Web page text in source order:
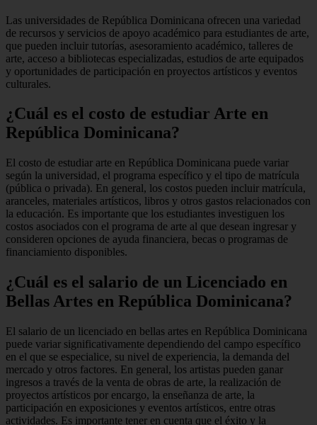
Las universidades de República Dominicana ofrecen una variedad
de recursos y servicios de apoyo académico para estudiantes de arte,
que pueden incluir tutorías, asesoramiento académico, talleres de
arte, acceso a bibliotecas especializadas, estudios de arte equipados
y oportunidades de participación en proyectos artísticos y eventos
culturales.
¿Cuál es el costo de estudiar Arte en
República Dominicana?
El costo de estudiar arte en República Dominicana puede variar
según la universidad, el programa específico y el tipo de matrícula
(pública o privada). En general, los costos pueden incluir matrícula,
aranceles, materiales artísticos, libros y otros gastos relacionados con
la educación. Es importante que los estudiantes investiguen los
costos asociados con el programa de arte al que desean ingresar y
consideren opciones de ayuda financiera, becas o programas de
financiamiento disponibles.
¿Cuál es el salario de un Licenciado en
Bellas Artes en República Dominicana?
El salario de un licenciado en bellas artes en República Dominicana
puede variar significativamente dependiendo del campo específico
en el que se especialice, su nivel de experiencia, la demanda del
mercado y otros factores. En general, los artistas pueden ganar
ingresos a través de la venta de obras de arte, la realización de
proyectos artísticos por encargo, la enseñanza de arte, la
participación en exposiciones y eventos artísticos, entre otras
actividades. Es importante tener en cuenta que el éxito y la